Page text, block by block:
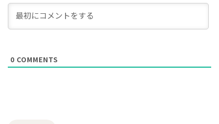
0 COMMENTS